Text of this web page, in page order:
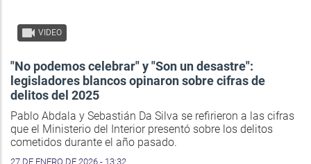
VIDEO
"No podemos celebrar" y "Son un desastre":
legisladores blancos opinaron sobre cifras de
delitos del 2025
Pablo Abdala y Sebastián Da Silva se refirieron a las cifras
que el Ministerio del Interior presentó sobre los delitos
cometidos durante el año pasado.
27 DE ENERO DE 2026 - 13:32